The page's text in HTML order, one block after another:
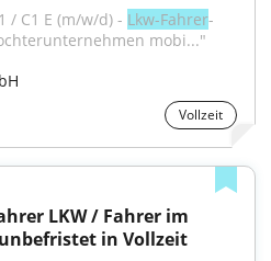
/ C1 E (m/w/d) - Lkw-Fahrer-
mobi..."
Vollzeit
LKW / Fahrer im
in Vollzeit